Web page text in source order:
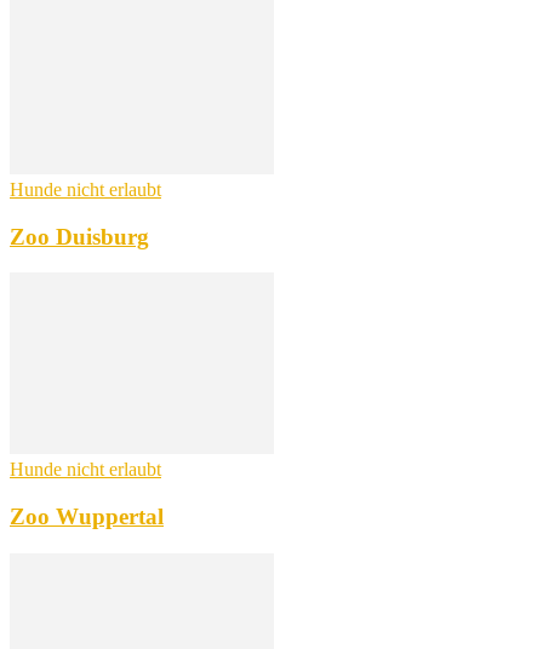
Hunde nicht erlaubt
Zoo Duisburg
Hunde nicht erlaubt
Zoo Wuppertal